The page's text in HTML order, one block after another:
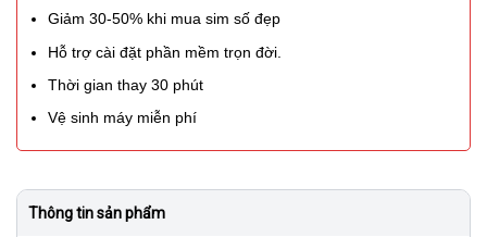
Giảm 30-50% khi mua sim số đẹp
Hỗ trợ cài đặt phần mềm trọn đời.
Thời gian thay 30 phút
Vệ sinh máy miễn phí
Thông tin sản phẩm